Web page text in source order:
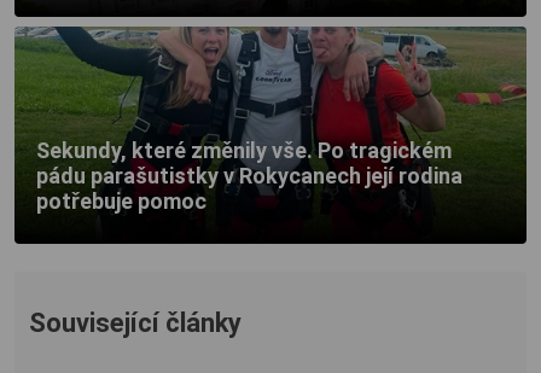
Sekundy, které změnily vše. Po tragickém
pádu parašutistky v Rokycanech její rodina
potřebuje pomoc
Související články